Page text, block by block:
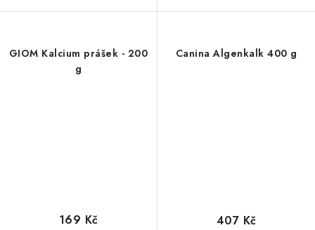
GIOM Kalcium prášek - 200
g
169 Kč
Canina Algenkalk 400 g
407 Kč